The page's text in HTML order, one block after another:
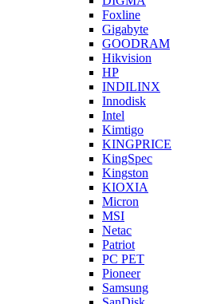
Foxline
Gigabyte
GOODRAM
Hikvision
HP
INDILINX
Innodisk
Intel
Kimtigo
KINGPRICE
KingSpec
Kingston
KIOXIA
Micron
MSI
Netac
Patriot
PC PET
Pioneer
Samsung